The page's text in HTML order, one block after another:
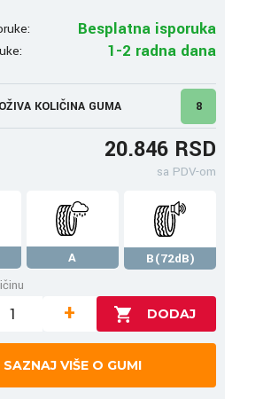
Besplatna isporuka
1-2 radna dana
KOLIČINA GUMA 8
20.846 RSD
sa PDV-om
A
B(72dB)
+
SAZNAJ VIŠE O GUMI